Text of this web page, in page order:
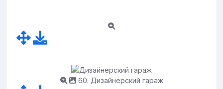
60. Дизайнерский гараж